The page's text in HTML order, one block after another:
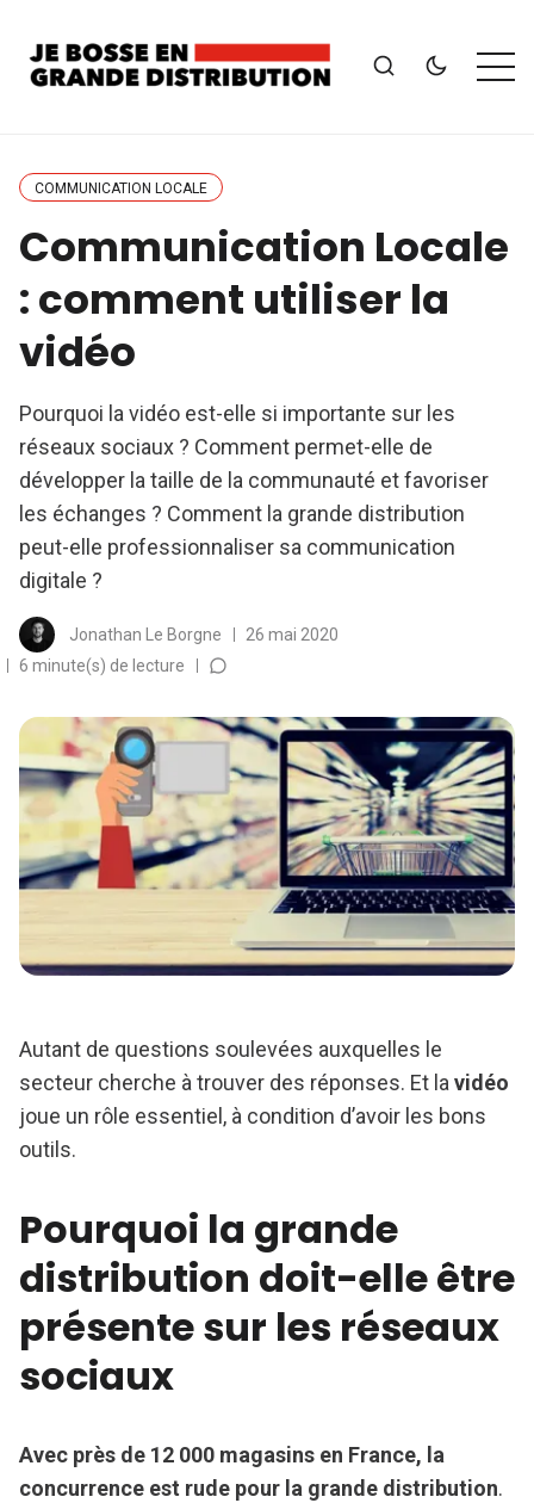
COMMUNICATION LOCALE
Communication Locale
: comment utiliser la
vidéo
Pourquoi la vidéo est-elle si importante sur les
réseaux sociaux ? Comment permet-elle de
développer la taille de la communauté et favoriser
les échanges ? Comment la grande distribution
peut-elle professionnaliser sa communication
digitale ?
Jonathan Le Borgne
26 mai 2020
6 minute(s) de lecture
Autant de questions soulevées auxquelles le
secteur cherche à trouver des réponses. Et lavidéo
joue un rôle essentiel, à condition d’avoir les bons
outils.
Pourquoi la grande
distribution doit-elle être
présente sur les réseaux
sociaux
Avec près de 12 000 magasins en France, la
concurrence est rude pour la grande distribution.